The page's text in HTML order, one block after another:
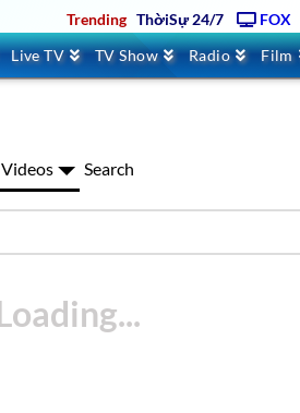
Trending ThờiSự 24/7 FOX
Live TV TV Show Radio Film
Videos Search